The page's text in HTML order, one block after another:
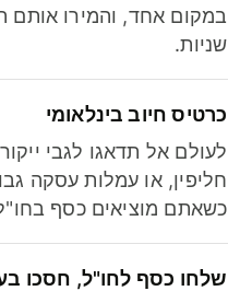
במקום אחד, והמירו אותם
שניות.
כרטיס חיוב בינלאומי
לעולם אל תדאגו לגבי
חליפין, או עמלות עסקה
כשאתם מוציאים כסף
שלחו כסף לחו"ל, חסכו